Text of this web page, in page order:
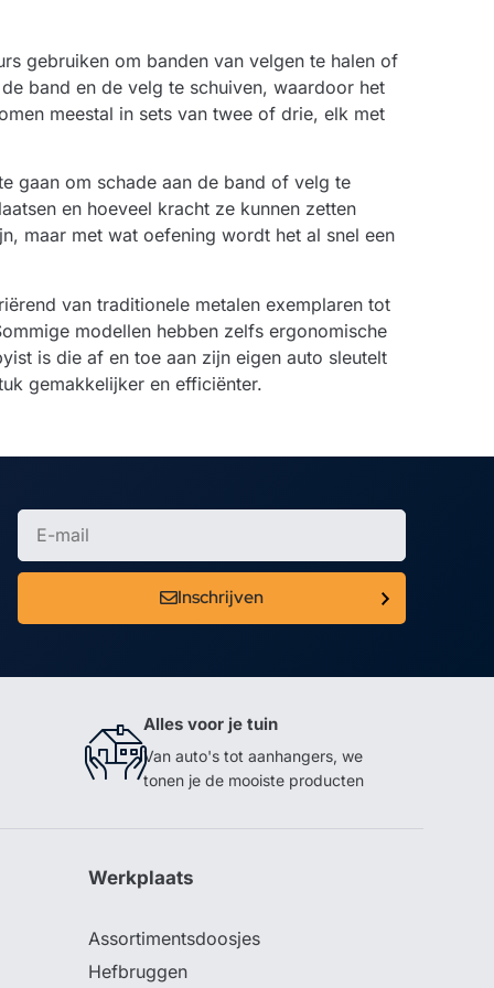
gebruiken om banden van velgen te halen of
band en de velg te schuiven, waardoor het
meestal in sets van twee of drie, elk met
gaan om schade aan de band of velg te
en hoeveel kracht ze kunnen zetten
maar met wat oefening wordt het al snel een
van traditionele metalen exemplaren tot
modellen hebben zelfs ergonomische
is die af en toe aan zijn eigen auto sleutelt
gemakkelijker en efficiënter.
Inschrijven
Alles voor je tuin
Van auto's tot aanhangers, we
tonen je de mooiste producten
Werkplaats
Assortimentsdoosjes
Hefbruggen